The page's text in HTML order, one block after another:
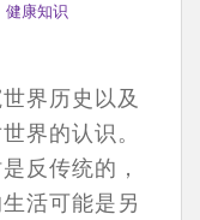
健康知识
界历史以及
界的认识。
反传统的，
活可能是另